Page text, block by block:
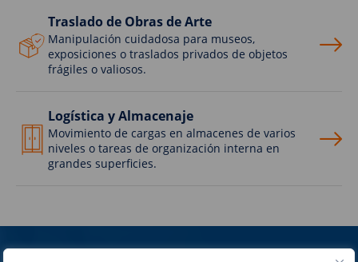
Traslado de Obras de Arte
Manipulación cuidadosa para museos,
exposiciones o traslados privados de objetos
frágiles o valiosos.
Logística y Almacenaje
Movimiento de cargas en almacenes de varios
niveles o tareas de organización interna en
grandes superficies.